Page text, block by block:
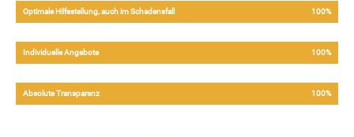
Optimale Hilfestellung, auch im Schadensfall 100%
Individuelle Angebote 100%
Absolute Transparenz 100%